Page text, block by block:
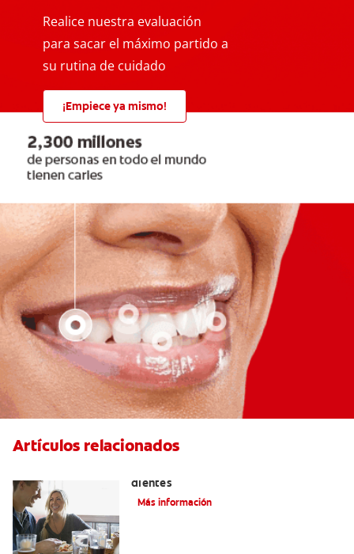
Realice nuestra evaluación
para sacar el máximo partido a
su rutina de cuidado
¡Empiece ya mismo!
Artículos relacionados
dientes
Más información